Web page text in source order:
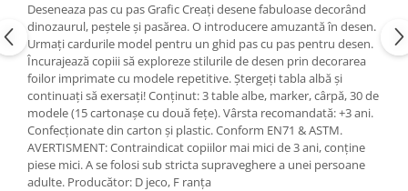
Deseneaza pas cu pas Grafic Creați desene fabuloase decorând
dinozaurul, peștele și pasărea. O introducere amuzantă în desen.
Urmați cardurile model pentru un ghid pas cu pas pentru desen.
Încurajează copiii să exploreze stilurile de desen prin decorarea
foilor imprimate cu modele repetitive. Ștergeți tabla albă și
continuați să exersați! Conținut: 3 table albe, marker, cârpă, 30 de
modele (15 cartonașe cu două fețe). Vârsta recomandată: +3 ani.
Confecționate din carton și plastic. Conform EN71 & ASTM.
AVERTISMENT: Contraindicat copiilor mai mici de 3 ani, conține
piese mici. A se folosi sub stricta supraveghere a unei persoane
adulte. Producător: D jeco, F ranța